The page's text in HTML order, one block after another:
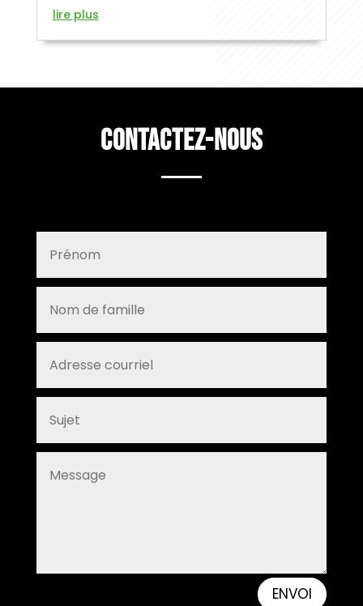
lire plus
Contactez-nous
ENVOI